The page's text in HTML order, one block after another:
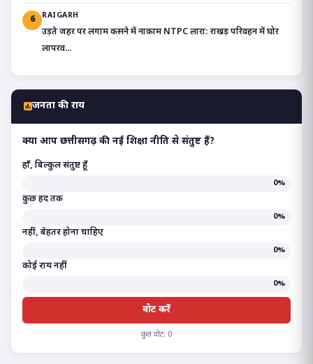
6 RAIGARH
उड़ते जहर पर लगाम कसने में नाकाम NTPC लारा: राखड़ परिवहन में घोर
लापरव...
जनता की राय
क्या आप छत्तीसगढ़ की नई शिक्षा नीति से संतुष्ट हैं?
हाँ, बिल्कुल संतुष्ट हूँ
0%
कुछ हद तक
0%
नहीं, बेहतर होना चाहिए
0%
कोई राय नहीं
0%
वोट करें
कुल वोट: 0